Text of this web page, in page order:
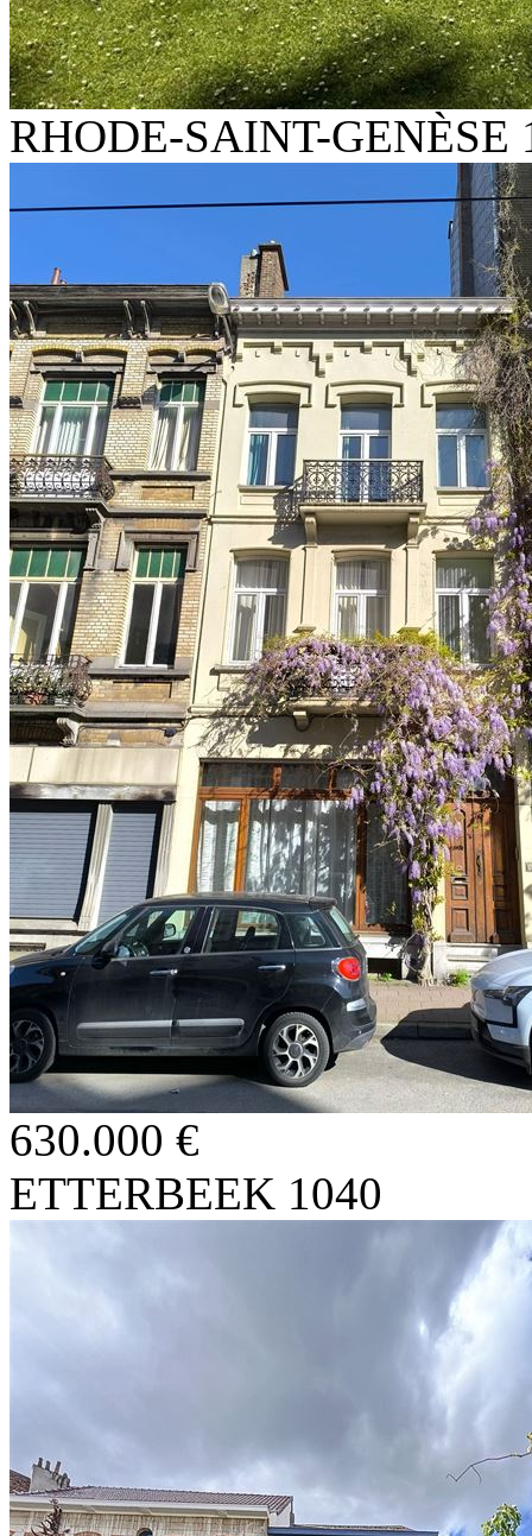
RHODE-SAINT-GENÈSE
630.000 €
ETTERBEEK 1040